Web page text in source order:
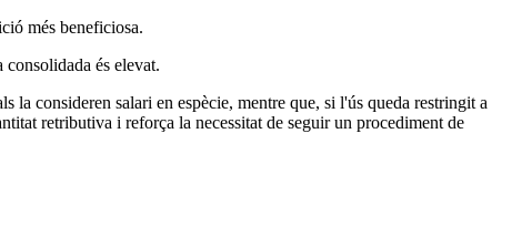
més beneficiosa.
és elevat.
consideren salari en espècie, mentre que, si l'ús queda restringit a
retributiva i reforça la necessitat de seguir un procediment de